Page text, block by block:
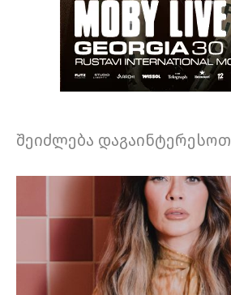
შეიძლება დაგაინტერესოთ